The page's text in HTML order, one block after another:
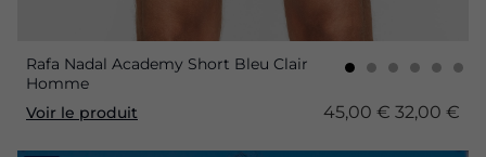
Rafa Nadal Academy Short Bleu Clair
Homme
Voir le produit
45,00 € 32,00 €